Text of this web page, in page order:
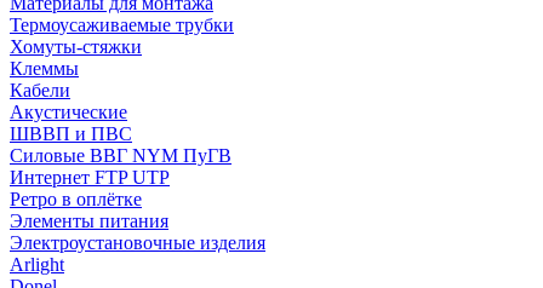
Термоусаживаемые трубки
Хомуты-стяжки
Клеммы
Кабели
Акустические
ШВВП и ПВС
Силовые ВВГ NYM ПуГВ
Интернет FTP UTP
Ретро в оплётке
Элементы питания
Электроустановочные изделия
Arlight